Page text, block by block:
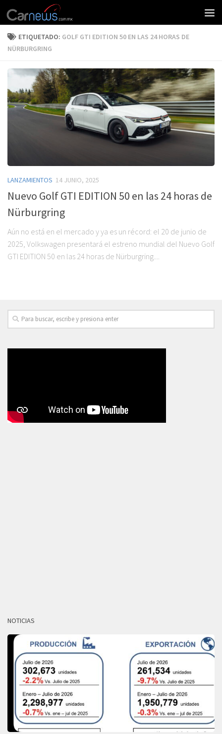
ETIQUETADO: GOLF GTI EDITION 50 EN LAS 24 HORAS DE
NÜRBURGRING
LANZAMIENTOS 14 JUNIO, 2025
Nuevo Golf GTI EDITION 50 en las 24 horas de
Nürburgring
Aún no está en el mercado y ya es un récord: el 20 de junio de
2025, Volkswagen presentará el estreno mundial del Nuevo Golf
GTI EDITION 50 en las 24 horas de Nürburgring....
NOTICIAS